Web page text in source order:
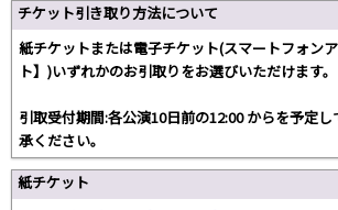
チケット引き取り方法について
紙チケットまたは電子チケット(スマートフォン
ト】)いずれかのお引取りをお選びいただけます。
引取受付期間:各公演10日前の12:00 からを予定
承ください。
紙チケット